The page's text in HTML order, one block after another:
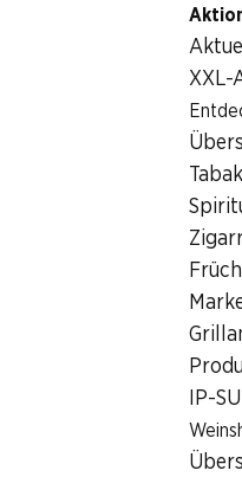
XXL-
IP-
Nicht-
Winston